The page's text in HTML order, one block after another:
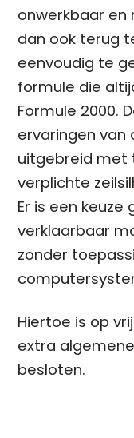
onwerkbaar en
dan ook terug
eenvoudig te
formule die
Formule 2000.
ervaringen van
uitgebreid met
verplichte
Er is een
verklaarbaar
zonder
Hiertoe is op
extra
besloten.